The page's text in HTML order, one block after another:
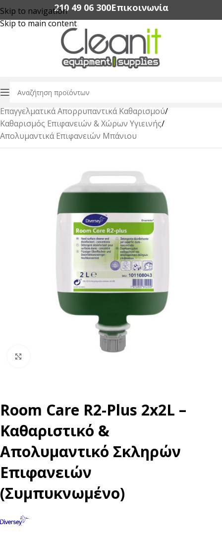
Skip to navigation
Skip to main content
210 49 06 300‬Επικοινωνία
Αρχική σελίδα/
Επαγγελματικά Απορρυπαντικά Καθαρισμού/
Καθαρισμός Επιφανειών & Χώρων Υγιεινής/
Απολυμαντικά Επιφανειών Μπάνιου
Room Care R2-Plus 2x2L –
Καθαριστικό &
Απολυμαντικό Σκληρών
Επιφανειών
(Συμπυκνωμένο)